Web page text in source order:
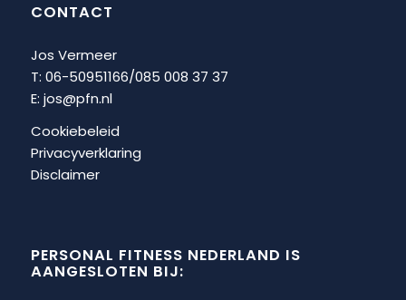
CONTACT
Jos Vermeer
T: 06-50951166/085 008 37 37
E: jos@pfn.nl
Cookiebeleid
Privacyverklaring
Disclaimer
PERSONAL FITNESS NEDERLAND IS
AANGESLOTEN BIJ: